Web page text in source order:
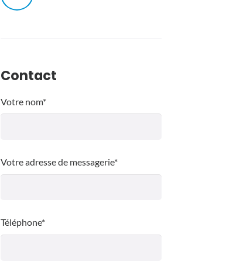
Contact
Votre nom*
Votre adresse de messagerie*
Téléphone*